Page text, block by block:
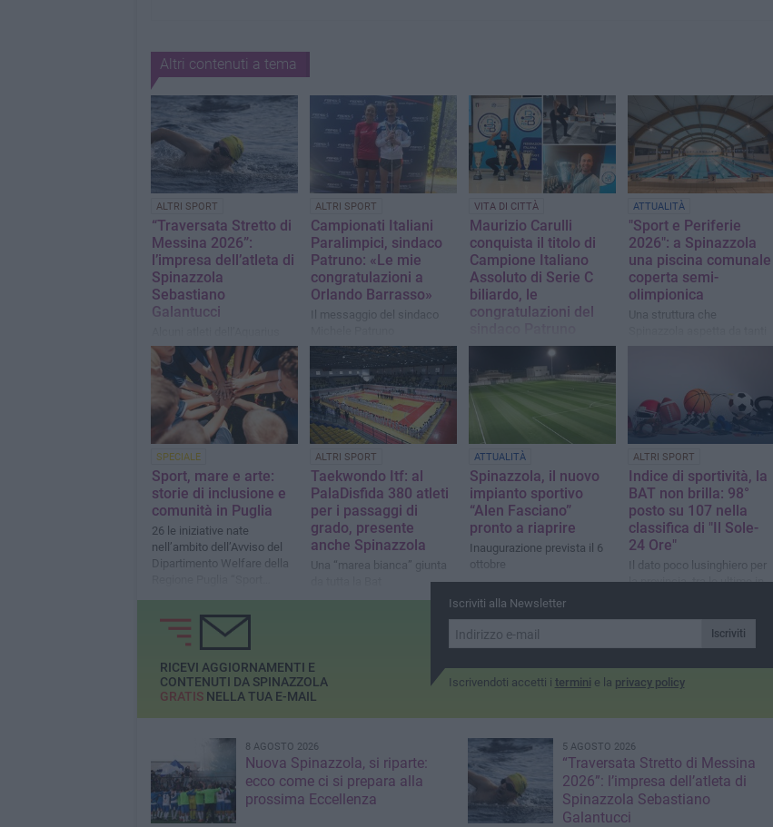
Altri contenuti a tema
ALTRI SPORT
“Traversata Stretto di
Messina 2026”:
l’impresa dell’atleta di
Spinazzola
Sebastiano
Galantucci
Piscina di Canosa hanno
nuotato da Messina fino alla
Calabria
ALTRI SPORT
Campionati Italiani
Paralimpici, sindaco
Patruno: «Le mie
congratulazioni a
Orlando Barrasso»
Il messaggio del sindaco
VITA DI CITTÀ
Maurizio Carulli
conquista il titolo di
Campione Italiano
Assoluto di Serie C
biliardo, le
congratulazioni del
«Spinazzola festeggia con
te questo importante
traguardo e ti augura che sia
solo il primo di tanti altri
ATTUALITÀ
"Sport e Periferie
2026": a Spinazzola
una piscina comunale
coperta semi-
olimpionica
Una struttura che
anni e che finalmente si
SPECIALE
Sport, mare e arte:
storie di inclusione e
comunità in Puglia
26 le iniziative nate
nell’ambito dell’Avviso del
Dipartimento Welfare della
contrasto della povertà
educativa mediante la
promozione dello sport”
ALTRI SPORT
Taekwondo Itf: al
PalaDisfida 380 atleti
per i passaggi di
grado, presente
anche Spinazzola
Una “marea bianca” giunta
ATTUALITÀ
Spinazzola, il nuovo
impianto sportivo
“Alen Fasciano”
pronto a riaprire
Inaugurazione prevista il 6
ottobre
ALTRI SPORT
Indice di sportività, la
BAT non brilla: 98°
posto su 107 nella
classifica di "Il Sole-
24 Ore"
Il dato poco lusinghiero per
la provincia, tra le ultime in
Iscriviti alla Newsletter
Iscriviti
Iscrivendoti accetti i termini e la privacy policy
RICEVI AGGIORNAMENTI E
CONTENUTI DA SPINAZZOLA
GRATISNELLA TUA E-MAIL
8 AGOSTO 2026
Nuova Spinazzola, si riparte:
ecco come ci si prepara alla
prossima Eccellenza
5 AGOSTO 2026
“Traversata Stretto di Messina
2026”: l’impresa dell’atleta di
Spinazzola Sebastiano
Galantucci